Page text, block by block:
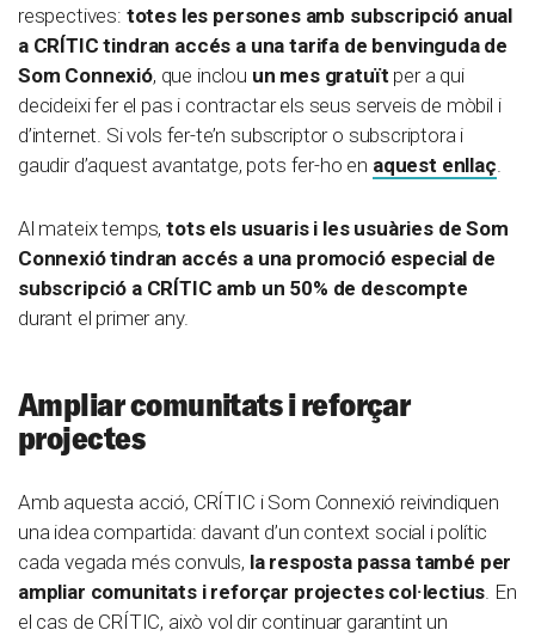
respectives: totes les persones amb subscripció anual
a CRÍTIC tindran accés a una tarifa de benvinguda de
Som Connexió, que inclou un mes gratuït per a qui
decideixi fer el pas i contractar els seus serveis de mòbil i
d’internet. Si vols fer-te’n subscriptor o subscriptora i
gaudir d’aquest avantatge, pots fer-ho en aquest enllaç.
Al mateix temps, tots els usuaris i les usuàries de Som
Connexió tindran accés a una promoció especial de
subscripció a CRÍTIC amb un 50% de descompte
durant el primer any.
Ampliar comunitats i reforçar
projectes
Amb aquesta acció, CRÍTIC i Som Connexió reivindiquen
una idea compartida: davant d’un context social i polític
cada vegada més convuls, la resposta passa també per
ampliar comunitats i reforçar projectes col·lectius. En
el cas de CRÍTIC, això vol dir continuar garantint un